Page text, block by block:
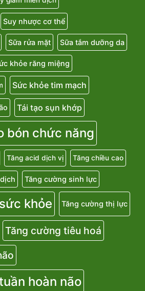
Suy nhược cơ thể
Sữa rửa mặt Sữa tắm dưỡng da
khỏe răng miệng
Sức khỏe tim mạch
Tái tạo sụn khớp
bón chức năng
Tăng acid dịch vị Tăng chiều cao
Tăng cường sinh lực
khỏe Tăng cường thị lực
Tăng cường tiêu hoá
hoàn não